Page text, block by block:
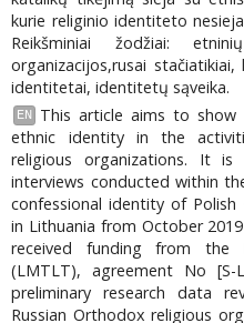
kurie religinio identiteto
Reikšminiai žodžiai:
organizacijos,rusai
identitetai, identitetų sąveika.
EN
This article aims to
ethnic identity in the
religious organizations. It
interviews conducted within
confessional identity of Polish
in Lithuania from October
received funding from the
(LMTLT), agreement No
preliminary research data
Russian Orthodox religious